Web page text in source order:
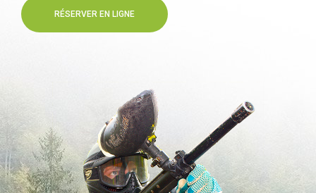
RÉSERVER EN LIGNE